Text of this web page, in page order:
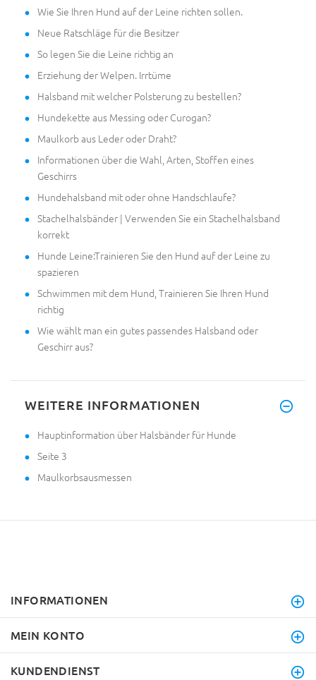
Wie Sie Ihren Hund auf der Leine richten sollen.
Neue Ratschläge für die Besitzer
So legen Sie die Leine richtig an
Erziehung der Welpen. Irrtüme
Halsband mit welcher Polsterung zu bestellen?
Hundekette aus Messing oder Curogan?
Maulkorb aus Leder oder Draht?
Informationen über die Wahl, Arten, Stoffen eines
Geschirrs
Hundehalsband mit oder ohne Handschlaufe?
Stachelhalsbänder | Verwenden Sie ein Stachelhalsband
korrekt
Hunde Leine:Trainieren Sie den Hund auf der Leine zu
spazieren
Schwimmen mit dem Hund, Trainieren Sie Ihren Hund
richtig
Wie wählt man ein gutes passendes Halsband oder
Geschirr aus?
WEITERE INFORMATIONEN
Hauptinformation über Halsbänder für Hunde
Seite 3
Maulkorbsausmessen
INFORMATIONEN
MEIN KONTO
KUNDENDIENST